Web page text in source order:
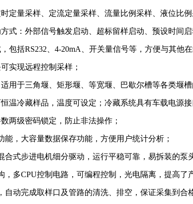
定量采样、定流定量采样、流量比例采样、液位比
式：外部信号触发启动、超标留样启动、预设时间
包括RS232、4-20mA、开关量信号等，方便与其他
实现远程控制采样；
用于三角堰、矩形堰、等宽堰、巴歇尔槽等各类堰
温冷藏样品，温度可设定；冷藏系统具有车载电源
两级密码锁定，防止非法操作；
能，大容量数据保存功能，方便用户统计分析；
合式步进电机细分驱动，运行平稳可靠，易拆装的
，多CPU控制电路，可编程控制，光电隔离，提高了
自动完成取样口及管路的清洗、排空，保证采集到合